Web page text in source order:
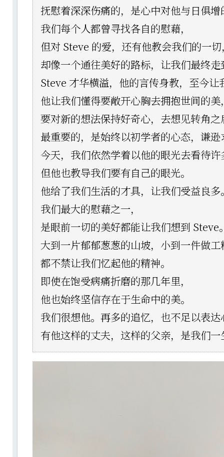
抚慰着深深伤痛的，是心中对他与日俱增
我们每个人都曾寻找各自的慰藉，
但对 Steve 的爱，还有他教会我们的一
却像一个通往美好的路标，让我们最终
Steve 才华横溢，他的言传身教，至今让
他让我们懂得要敞开心胸去拥抱世间的美
要对新的想法保持好奇心，去想见转角
最重要的，是始终以初学者的心态，谦逊
今天，我们依然学着以他的眼光去看待许
但他也教导我们要有自己的眼光。
他给了我们生活的才具，让我们受益良多
我们最大的慰藉之一，
是眼前一切的美好都能让我们想到 Steve
大到一片郁郁葱葱的山坡，小到一件做
都不禁让我们忆起他的精神。
即使在饱受病痛折磨的那几年里，
他也始终坚信存在于生命中的美。
我们很想他。再多的追忆，也不足以表
有他这样的丈夫，这样的父亲，是我们